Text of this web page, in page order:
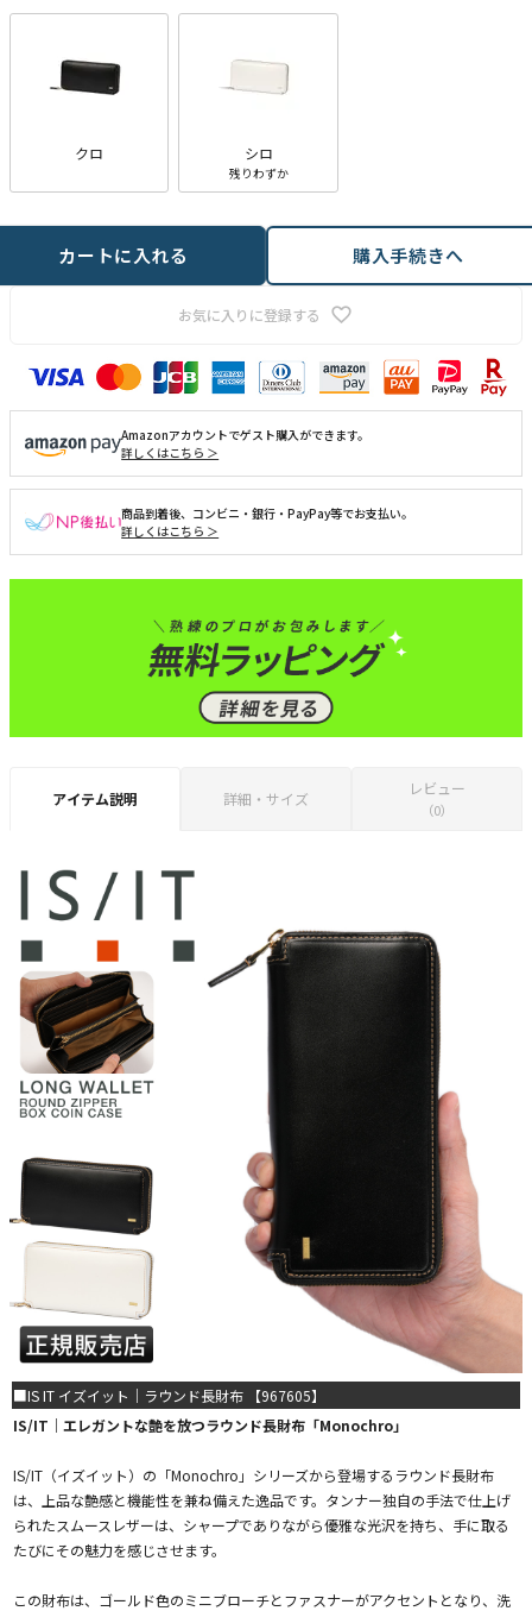
クロ シロ
残りわずか
お気に入りに登録する
カートに入れる 購入手続きへ
Amazonアカウントでゲスト購入ができます。
詳しくはこちら ＞
商品到着後、コンビニ・銀行・PayPay等でお支払い。
詳しくはこちら ＞
アイテム説明 詳細・サイズ
レビュー
（0）
■IS IT イズイット｜ラウンド長財布 【967605】
IS/IT｜エレガントな艶を放つラウンド長財布「Monochro」
IS/IT（イズイット）の「Monochro」シリーズから登場するラウンド長財布
は、上品な艶感と機能性を兼ね備えた逸品です。タンナー独自の手法で仕上げ
られたスムースレザーは、シャープでありながら優雅な光沢を持ち、手に取る
たびにその魅力を感じさせます。
この財布は、ゴールド色のミニブローチとファスナーがアクセントとなり、洗